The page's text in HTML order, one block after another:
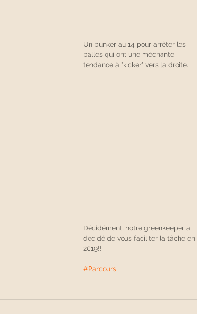
Un bunker au 14 pour arrêter les
balles qui ont une méchante
tendance à "kicker" vers la droite.
Décidément, notre greenkeeper a
décidé de vous faciliter la tâche en
2019!!
#Parcours